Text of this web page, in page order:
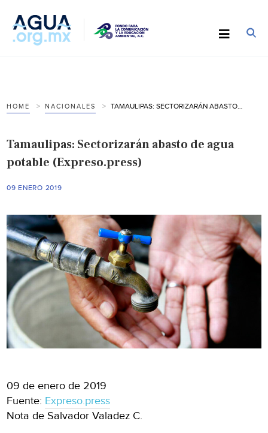
HOME NACIONALES
Tamaulipas: Sectorizarán abasto de agua
potable (Expreso.press)
09 ENERO 2019
09 de enero de 2019
Fuente: Expreso.press
Nota de Salvador Valadez C.